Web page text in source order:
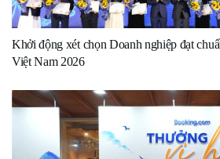
Khởi động xét chọn Doanh nghiệp đạt
Việt Nam 2026